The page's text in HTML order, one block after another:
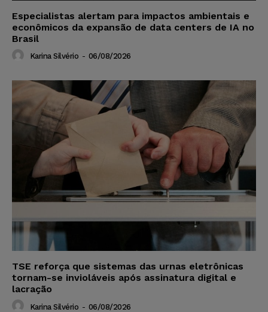
Especialistas alertam para impactos ambientais e
econômicos da expansão de data centers de IA no
Brasil
Karina Silvério - 06/08/2026
TSE reforça que sistemas das urnas eletrônicas
tornam-se invioláveis após assinatura digital e
lacração
Karina Silvério - 06/08/2026